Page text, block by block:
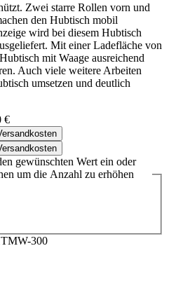
Zwei starre Rollen vorn und
den Hubtisch mobil
wird bei diesem Hubtisch
Mit einer Ladefläche von
mit Waage ausreichend
Auch viele weitere Arbeiten
umsetzen und deutlich
€
gewünschten Wert ein oder
um die Anzahl zu erhöhen